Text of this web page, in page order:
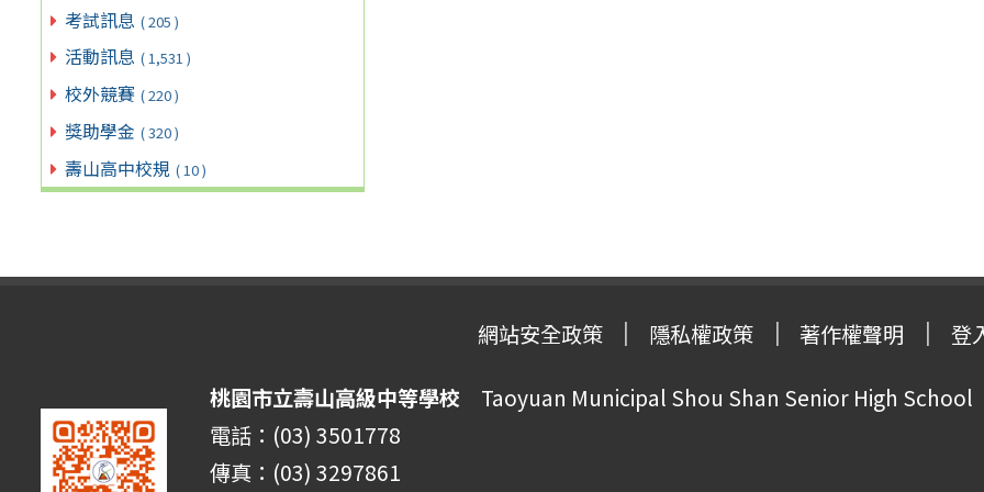
考試訊息 ( 205 )
活動訊息 ( 1,531 )
校外競賽 ( 220 )
獎助學金 ( 320 )
壽山高中校規 ( 10 )
網站安全政策 隱私權政策 著作權聲明 登
桃園市立壽山高級中等學校 Taoyuan Municipal Shou Shan Senior High School
電話：(03) 3501778
傳真：(03) 3297861